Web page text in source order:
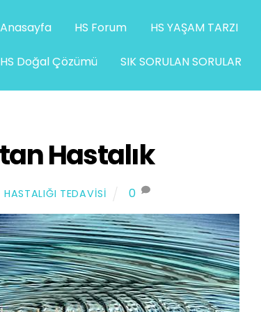
Anasayfa HS Forum HS YAŞAM TARZI
HS Doğal Çözümü SIK SORULAN SORULAR
Hastalık
HASTALIĞI TEDAVISI 0